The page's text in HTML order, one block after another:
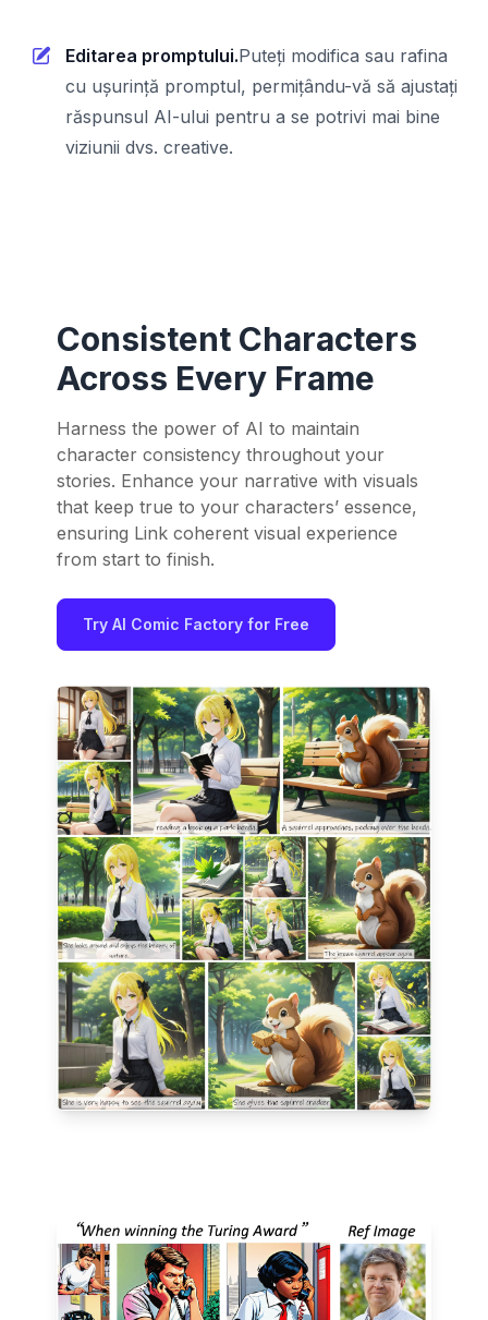
Editarea promptului.Puteți modifica sau rafina
cu ușurință promptul, permițându-vă să ajustați
răspunsul AI-ului pentru a se potrivi mai bine
viziunii dvs. creative.
Consistent Characters
Across Every Frame
Harness the power of AI to maintain
character consistency throughout your
stories. Enhance your narrative with visuals
that keep true to your characters’ essence,
ensuring Link coherent visual experience
from start to finish.
Try AI Comic Factory for Free